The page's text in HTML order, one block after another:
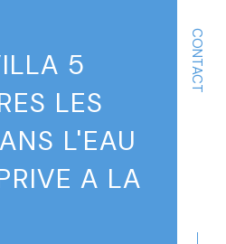
CONTACT
5
LES
L'EAU
A LA